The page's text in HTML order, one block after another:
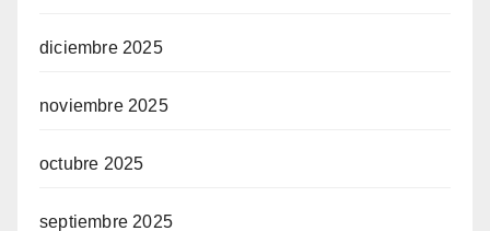
diciembre 2025
noviembre 2025
octubre 2025
septiembre 2025